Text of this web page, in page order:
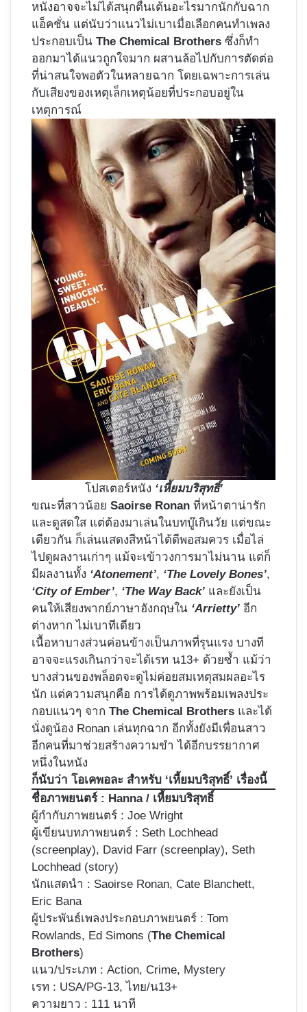
หนังอาจจะไม่ได้สนุกตื่นเต้นอะไรมากนักกับฉาก
แอ็คชั่น แต่นับว่าแนวไม่เบาเมื่อเลือกคนทำเพลง
ประกอบเป็น The Chemical Brothers ซึ่งก็ทำ
ออกมาได้แนวถูกใจมาก ผสานล้อไปกับการตัดต่อ
ที่น่าสนใจพอตัวในหลายฉาก โดยเฉพาะการเล่น
กับเสียงของเหตุเล็กเหตุน้อยที่ประกอบอยู่ใน
เหตุการณ์
โปสเตอร์หนัง ‘เหี้ยมบริสุทธิ์’
ขณะที่สาวน้อย Saoirse Ronan ที่หน้าตาน่ารัก
และดูสดใส แต่ต้องมาเล่นในบทบู๊เกินวัย แต่ขณะ
เดียวกัน ก็เล่นแสดงสีหน้าได้ดีพอสมควร เมื่อไล่
ไปดูผลงานเก่าๆ แม้จะเข้าวงการมาไม่นาน แต่ก็
มีผลงานทั้ง ‘Atonement’, ‘The Lovely Bones’,
‘City of Ember’, ‘The Way Back’ และยังเป็น
คนให้เสียงพากย์ภาษาอังกฤษใน ‘Arrietty’ อีก
ต่างหาก ไม่เบาทีเดียว
เนื้อหาบางส่วนค่อนข้างเป็นภาพที่รุนแรง บางที
อาจจะแรงเกินกว่าจะได้เรท น13+ ด้วยซ้ำ แม้ว่า
บางส่วนของพล็อตจะดูไม่ค่อยสมเหตุสมผลอะไร
นัก แต่ความสนุกคือ การได้ดูภาพพร้อมเพลงประ
กอบแนวๆ จาก The Chemical Brothers และได้
นั่งดูน้อง Ronan เล่นทุกฉาก อีกทั้งยังมีเพื่อนสาว
อีกคนที่มาช่วยสร้างความขำ ได้อีกบรรยากาศ
หนึ่งในหนัง
ก็นับว่า โอเคพอละ สำหรับ ‘เหี้ยมบริสุทธิ์’ เรื่องนี้
ชื่อภาพยนตร์ : Hanna / เหี้ยมบริสุทธิ์
ผู้กำกับภาพยนตร์ : Joe Wright
ผู้เขียนบทภาพยนตร์ : Seth Lochhead
(screenplay), David Farr (screenplay), Seth
Lochhead (story)
นักแสดนำ : Saoirse Ronan, Cate Blanchett,
Eric Bana
ผู้ประพันธ์เพลงประกอบภาพยนตร์ : Tom
Rowlands, Ed Simons (The Chemical
Brothers)
แนว/ประเภท : Action, Crime, Mystery
เรท : USA/PG-13, ไทย/น13+
ความยาว : 111 นาที